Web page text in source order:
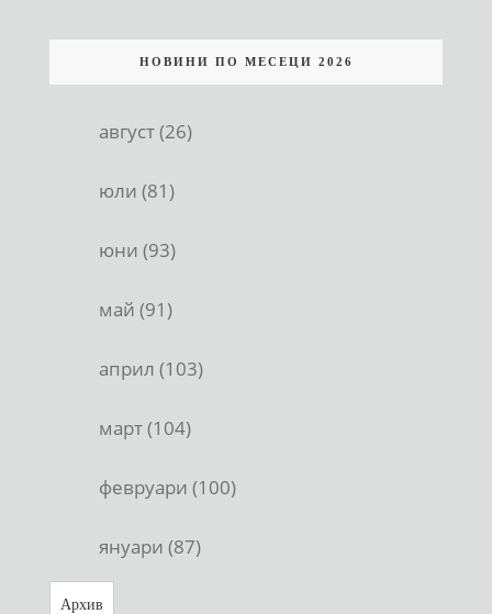
НОВИНИ ПО МЕСЕЦИ 2026
август (26)
юли (81)
юни (93)
май (91)
април (103)
март (104)
февруари (100)
януари (87)
Архив